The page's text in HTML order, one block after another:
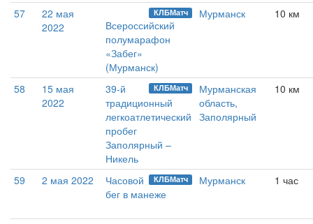
57
22 мая
2022
КЛБМатч
Всероссийский
полумарафон
«Забег»
(Мурманск)
Мурманск 10 км
58
15 мая
2022
КЛБМатч
39-й
традиционный
легкоатлетический
пробег
Заполярный –
Никель
Мурманская
область,
Заполярный
10 км
59 2 мая 2022 КЛБМатч
Часовой
бег в манеже
Мурманск 1 час